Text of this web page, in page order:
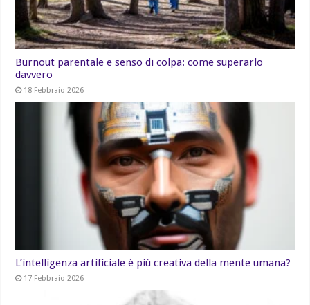
Burnout parentale e senso di colpa: come superarlo
davvero
18 Febbraio 2026
L’intelligenza artificiale è più creativa della mente umana?
17 Febbraio 2026